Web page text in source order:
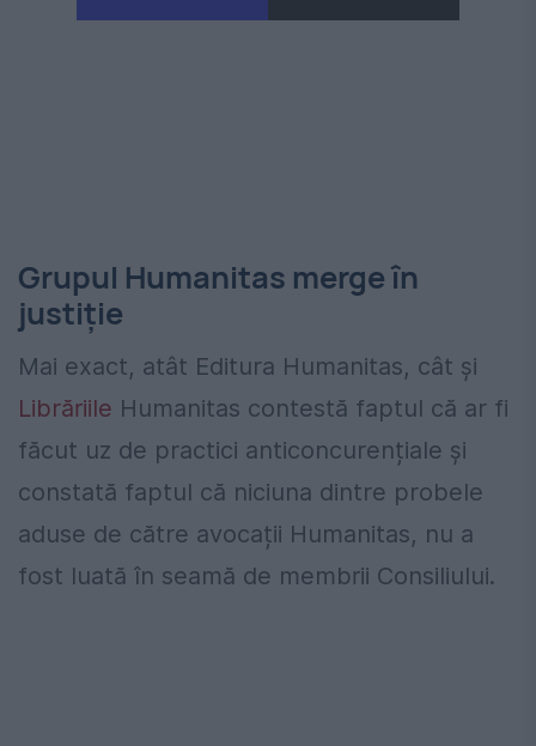
Grupul Humanitas merge în
justiție
Mai exact, atât Editura Humanitas, cât și
Librăriile Humanitas contestă faptul că ar fi
făcut uz de practici anticoncurențiale și
constată faptul că niciuna dintre probele
aduse de către avocații Humanitas, nu a
fost luată în seamă de membrii Consiliului.